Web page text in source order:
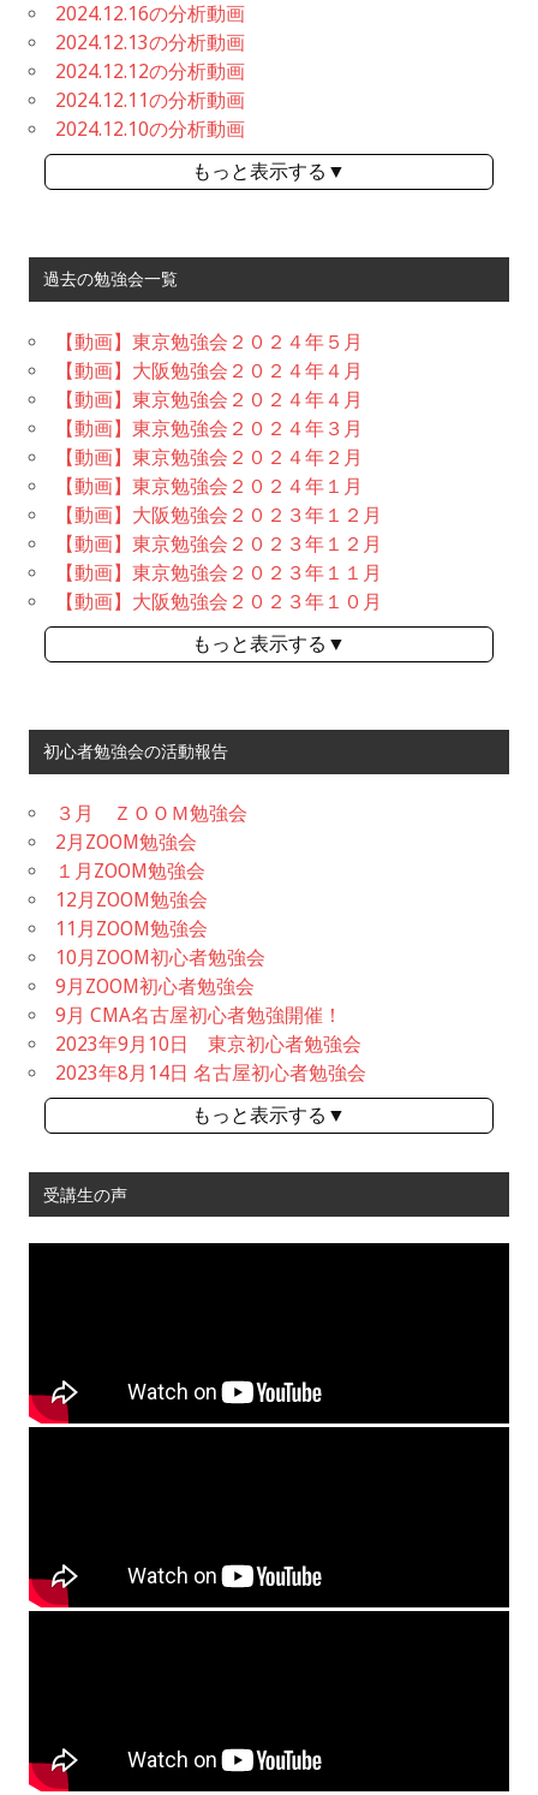
2024.12.16の分析動画
2024.12.13の分析動画
2024.12.12の分析動画
2024.12.11の分析動画
2024.12.10の分析動画
もっと表示する▼
過去の勉強会一覧
【動画】東京勉強会２０２４年５月
【動画】大阪勉強会２０２４年４月
【動画】東京勉強会２０２４年４月
【動画】東京勉強会２０２４年３月
【動画】東京勉強会２０２４年２月
【動画】東京勉強会２０２４年１月
【動画】大阪勉強会２０２３年１２月
【動画】東京勉強会２０２３年１２月
【動画】東京勉強会２０２３年１１月
【動画】大阪勉強会２０２３年１０月
もっと表示する▼
初心者勉強会の活動報告
３月 ＺＯＯＭ勉強会
2月ZOOM勉強会
１月ZOOM勉強会
12月ZOOM勉強会
11月ZOOM勉強会
10月ZOOM初心者勉強会
9月ZOOM初心者勉強会
9月 CMA名古屋初心者勉強開催！
2023年9月10日 東京初心者勉強会
2023年8月14日 名古屋初心者勉強会
もっと表示する▼
受講生の声